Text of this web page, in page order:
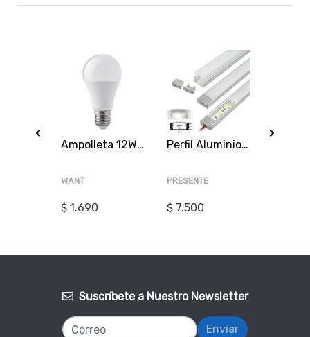
Ampolleta 12W 3000K Cálida E27 A60 SEC
WANT
$ 1.690
Perfil Aluminio Difusor 1205 3mt Rectangular Plano
PRESENTE
$ 7.500
Suscríbete a Nuestro Newsletter
Enviar